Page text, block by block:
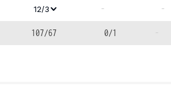
12/3 - -
107/67 0/1 -